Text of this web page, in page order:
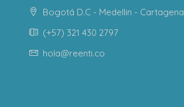
Bogotá D.C - Medellin - Cartagena
(+57) 321 430 2797
hola@reenti.co